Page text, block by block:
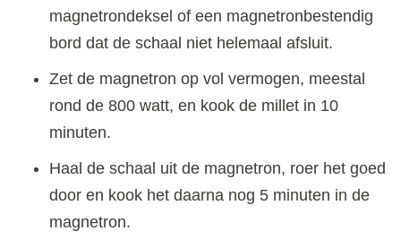
magnetrondeksel of een magnetronbestendig
bord dat de schaal niet helemaal afsluit.
Zet de magnetron op vol vermogen, meestal
rond de 800 watt, en kook de millet in 10
minuten.
Haal de schaal uit de magnetron, roer het goed
door en kook het daarna nog 5 minuten in de
magnetron.